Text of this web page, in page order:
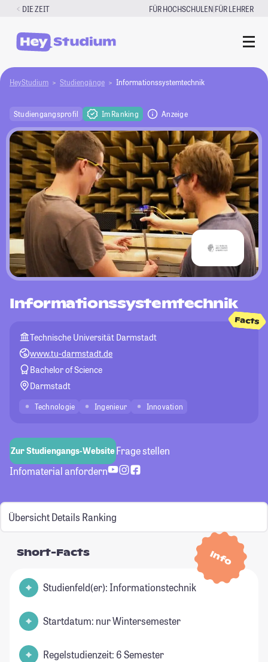
Zum
springen
DIE ZEIT FÜR HOCHSCHULEN|FÜR LEHRER
HeyStudium Studiengänge Informationssystemtechnik
Studiengangsprofil Im Ranking Anzeige
Informationssystemtechnik
Facts
Technische Universität Darmstadt
www.tu-darmstadt.de
Bachelor of Science
Darmstadt
Technologie Ingenieur Innovation
Zur Studiengangs-WebsiteFrage stellen
Infomaterial anfordern
Übersicht Details Ranking
Info
Short-Facts
Studienfeld(er): Informationstechnik
Startdatum: nur Wintersemester
Regelstudienzeit: 6 Semester